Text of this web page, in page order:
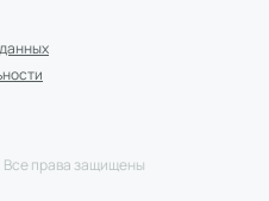
права защищены